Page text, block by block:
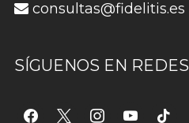
consultas@fidelitis.es
SÍGUENOS EN REDES
facebook
x instagramyoutubetiktok